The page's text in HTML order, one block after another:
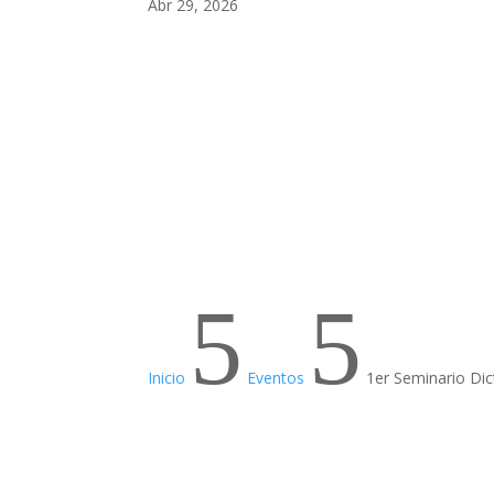
Abr 29, 2026
Inicio 5 Eventos 5 1er Seminario